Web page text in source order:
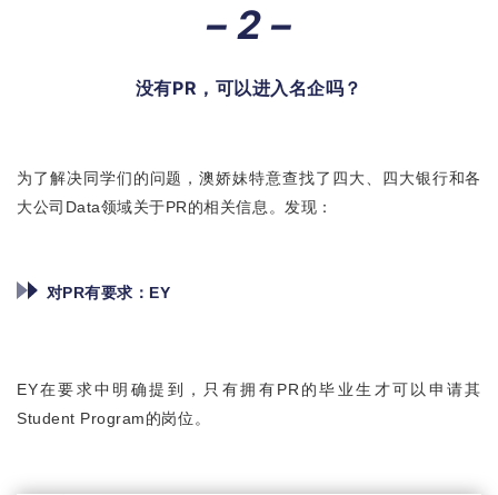
– 2 –
没有PR，可以进入名企吗？
为了解决同学们的问题，澳娇妹特意查找了四大、四大银行和各
大公司Data领域关于PR的相关信息。发现：
对PR有要求： EY
EY在要求中明确提到，只有拥有PR的毕业生才可以申请其
Student Program的岗位。